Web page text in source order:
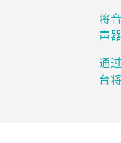
将
声器
通
台